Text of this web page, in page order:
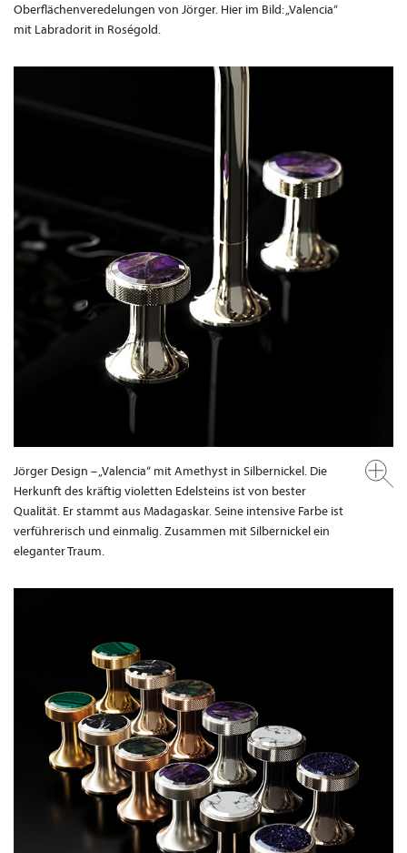
Oberflächenveredelungen von Jörger. Hier im Bild: „Valencia“
mit Labradorit in Roségold.
Jörger Design – „Valencia“ mit Amethyst in Silbernickel. Die
Herkunft des kräftig violetten Edelsteins ist von bester
Qualität. Er stammt aus Madagaskar. Seine intensive Farbe ist
verführerisch und einmalig. Zusammen mit Silbernickel ein
eleganter Traum.